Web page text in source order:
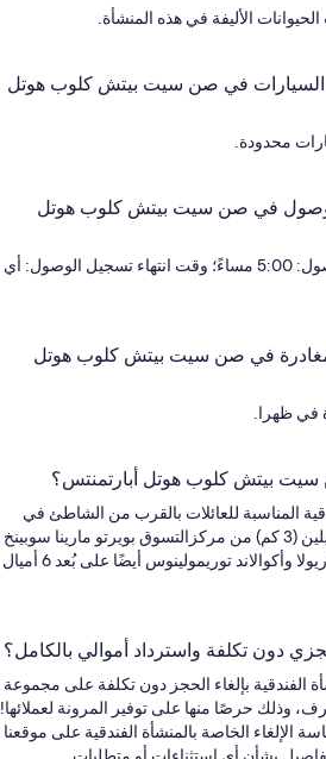
الأليفة في هذه المنشأة.
في صن سيت بيتش كلوب هوتل
محدودة.
في صن سيت بيتش كلوب هوتل
وقت بدء تسجيل الوصول: 5:00 مساءً؛ وقت انتهاء تسجيل الوصول: أي
في صن سيت بيتش كلوب هوتل
في ظهرا.
سيت بيتش كلوب هوتل أبارتمنتس؟
المناسبة للعائلات بالقرب من الشاطئ في
بينالمادينا، على بُعد ميلين (3 كم) من مركزالتسوق بويرتو مارينا سوبينخ
وبينالمادينا مارينا.لا كاريولا وأكوالاند توريمولينوس أيضًا على بُعد 6 أميال
دون تكلفة واسترداد أموالي بالكامل؟
الفندقية بإلغاء الحجز دون تكلفة على مجموعة
وذلك حرصًا منها على توفير المرونة لعملائها!
الإلغاء الخاصة بالمنشأة الفندقية على موقعنا